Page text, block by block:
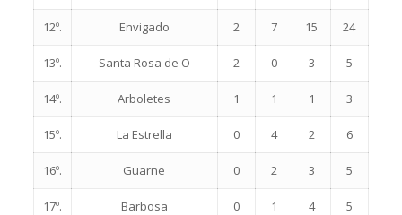
12º. Envigado 2 7 15 24
13º. Santa Rosa de O 2 0 3 5
14º. Arboletes 1 1 1 3
15º. La Estrella 0 4 2 6
16º. Guarne 0 2 3 5
17º. Barbosa 0 1 4 5